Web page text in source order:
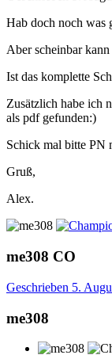
Hab doch noch was
Aber scheinbar
Ist das komplette
Zusätzlich habe ich
als pdf gefunden:)
Schick mal bitte PN
Gruß,
Alex.
me308 CO
Geschrieben 5.
me308